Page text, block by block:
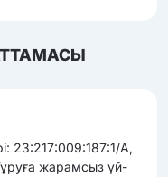
23:217:009:187:1/А,
жарамсыз үй-